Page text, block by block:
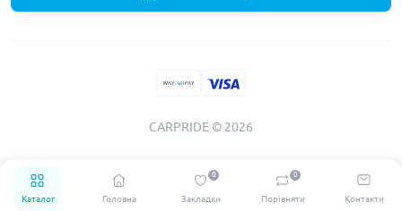
Каталог Головна Закладки
0
Порівняти
0
Контакти
CARPRIDE © 2026